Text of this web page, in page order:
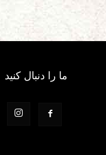
ما را دنبال کنید